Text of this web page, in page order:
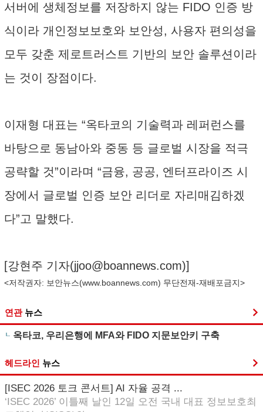
서버에 생체정보를 저장하지 않는 FIDO 인증 방
식이라 개인정보보호와 보안성, 사용자 편의성을
모두 갖춘 제로트러스트 기반의 보안 솔루션이라
는 것이 장점이다.
이재형 대표는 “옥타코의 기술력과 레퍼런스를
바탕으로 동남아와 중동 등 글로벌 시장을 적극
공략할 것”이라며 “금융, 공공, 엔터프라이즈 시
장에서 글로벌 인증 보안 리더로 자리매김하겠
다”고 말했다.
[강현주 기자(jjoo@boannews.com)]
<저작권자: 보안뉴스(www.boannews.com) 무단전재-재배포금지>
연관 뉴스
옥타코, 우리은행에 MFA와 FIDO 지문보안키 구축
헤드라인 뉴스
[ISEC 2026 토크 콘서트] AI 자율 공격 ...
‘ISEC 2026’ 이틀째 날인 12일 오전 국내 대표 정보보호최